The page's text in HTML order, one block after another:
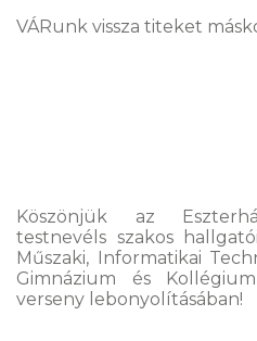
VÁRunk vissza titeket
Köszönjük az
testnevéls szakos
Műszaki, Informatikai
Gimnázium és
verseny lebonyolításában!